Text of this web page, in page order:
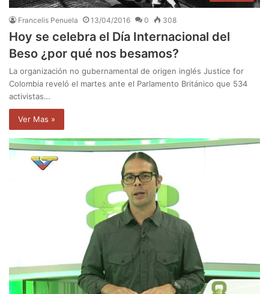
Francelis Penuela 13/04/2016 0 308
Hoy se celebra el Día Internacional del
Beso ¿por qué nos besamos?
La organización no gubernamental de origen inglés Justice for
Colombia reveló el martes ante el Parlamento Británico que 534
activistas…
Ver Mas »